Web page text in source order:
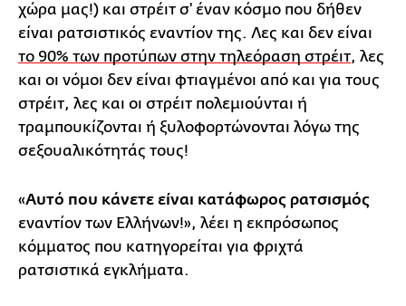
χώρα μας!) και στρέιτ σ' έναν κόσμο που δήθεν
είναι ρατσιστικός εναντίον της. Λες και δεν είναι
το 90% των προτύπων στην τηλεόραση στρέιτ, λες
και οι νόμοι δεν είναι φτιαγμένοι από και για τους
στρέιτ, λες και οι στρέιτ πολεμιούνται ή
τραμπουκίζονται ή ξυλοφορτώνονται λόγω της
σεξουαλικότητάς τους!
«Αυτό που κάνετε είναι κατάφωρος ρατσισμός
εναντίον των Ελλήνων!», λέει η εκπρόσωπος
κόμματος που κατηγορείται για φριχτά
ρατσιστικά εγκλήματα.